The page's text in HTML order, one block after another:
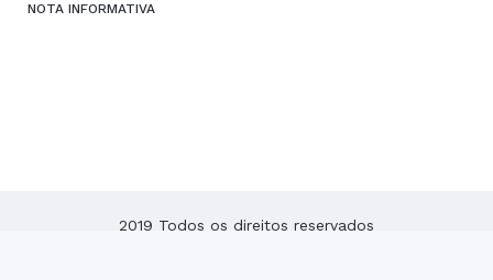
NOTA INFORMATIVA
2019 Todos os direitos reservados